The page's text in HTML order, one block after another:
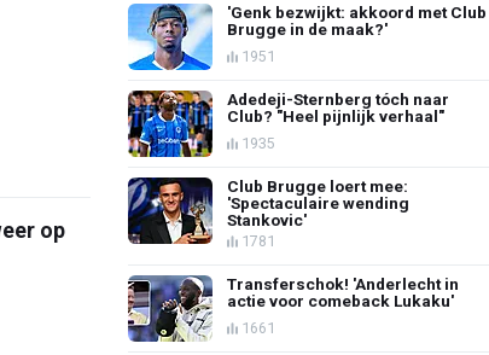
op
'Genk bezwijkt: akkoord met Club
Brugge in de maak?'
1951
Adedeji-Sternberg tóch naar
Club? "Heel pijnlijk verhaal"
1935
Club Brugge loert mee:
'Spectaculaire wending
Stankovic'
1781
Transferschok! 'Anderlecht in
actie voor comeback Lukaku'
1661